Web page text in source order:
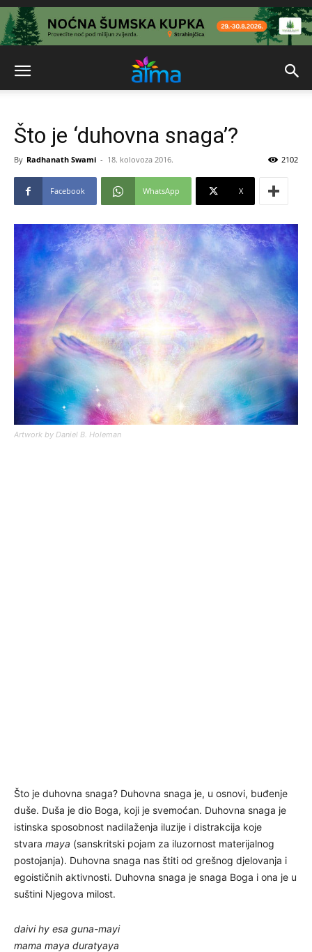
Što je ‘duhovna snaga’?
By Radhanath Swami - 18. kolovoza 2016. 2102
Facebook WhatsApp X
Artwork by Daniel B. Holeman
Što je duhovna snaga? Duhovna snaga je, u osnovi, buđenje
duše. Duša je dio Boga, koji je svemoćan. Duhovna snaga je
istinska sposobnost nadilaženja iluzije i distrakcija koje
stvara maya (sanskritski pojam za iluzornost materijalnog
postojanja). Duhovna snaga nas štiti od grešnog djelovanja i
egoističnih aktivnosti. Duhovna snaga je snaga Boga i ona je u
suštini Njegova milost.
daivi hy esa guna-mayi
mama maya duratyaya